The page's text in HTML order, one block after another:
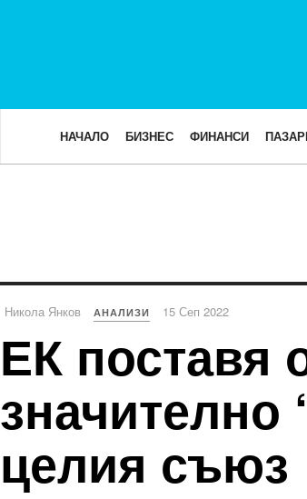
НАЧАЛО БИЗНЕС ФИНАНСИ
Никола Янков АНАЛИЗИ 15 Сеп 2022
ЕК поставя
значително
целия съюз